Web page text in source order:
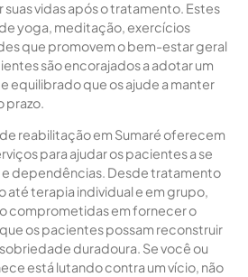
vidas após o tratamento. Estes
yoga, meditação, exercícios
que promovem o bem-estar geral
são encorajados a adotar um
equilibrado que os ajude a manter
prazo.
reabilitação em Sumaré oferecem
para ajudar os pacientes a se
dependências. Desde tratamento
até terapia individual e em grupo,
comprometidas em fornecer o
os pacientes possam reconstruir
duradoura. Se você ou
está lutando contra um vício, não